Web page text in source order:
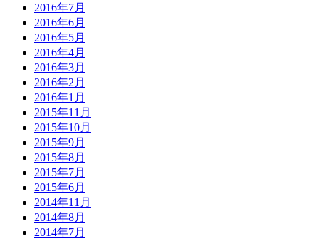
2016年7月
2016年6月
2016年5月
2016年4月
2016年3月
2016年2月
2016年1月
2015年11月
2015年10月
2015年9月
2015年8月
2015年7月
2015年6月
2014年11月
2014年8月
2014年7月